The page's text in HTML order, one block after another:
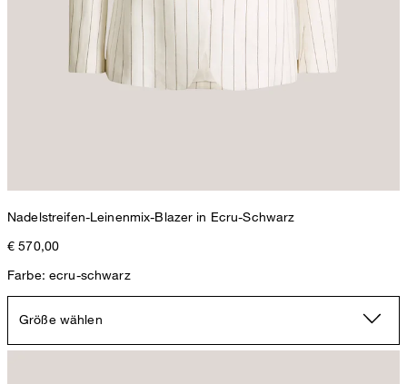
Nadelstreifen-Leinenmix-Blazer in Ecru-Schwarz
€ 570,00
Farbe: ecru-schwarz
Größe wählen